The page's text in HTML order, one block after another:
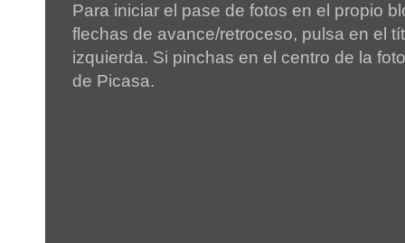
Para iniciar el pase de fotos en el propio
flechas de avance/retroceso, pulsa en el
izquierda. Si pinchas en el centro de la
de Picasa.